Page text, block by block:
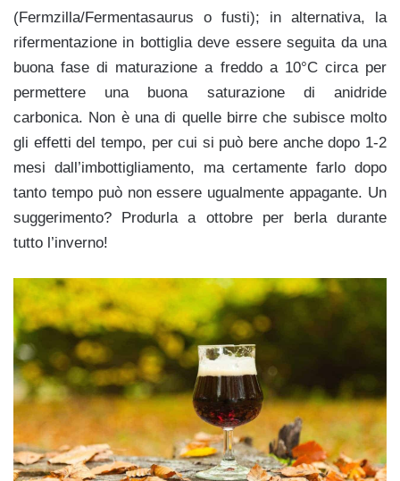
(Fermzilla/Fermentasaurus o fusti); in alternativa, la
rifermentazione in bottiglia deve essere seguita da una
buona fase di maturazione a freddo a 10°C circa per
permettere una buona saturazione di anidride
carbonica. Non è una di quelle birre che subisce molto
gli effetti del tempo, per cui si può bere anche dopo 1-2
mesi dall’imbottigliamento, ma certamente farlo dopo
tanto tempo può non essere ugualmente appagante. Un
suggerimento? Produrla a ottobre per berla durante
tutto l’inverno!